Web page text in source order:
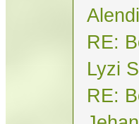
RE:
Lyzi
RE: